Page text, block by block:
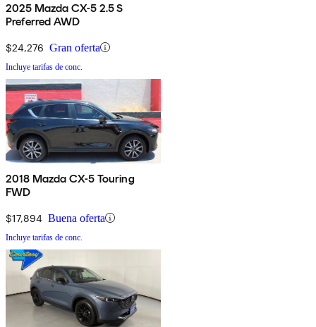
2025 Mazda CX-5 2.5 S
Preferred AWD
$24,276 Gran oferta
Incluye tarifas de conc.
2018 Mazda CX-5 Touring
FWD
$17,894 Buena oferta
Incluye tarifas de conc.